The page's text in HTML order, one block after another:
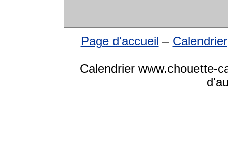
Page d'accueil – Calendrier
Calendrier www.chouette-